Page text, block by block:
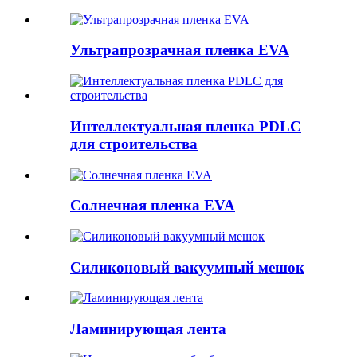
Ультрапрозрачная пленка EVA
Интеллектуальная пленка PDLC
для строительства
Солнечная пленка EVA
Силиконовый вакуумный мешок
Ламинирующая лента